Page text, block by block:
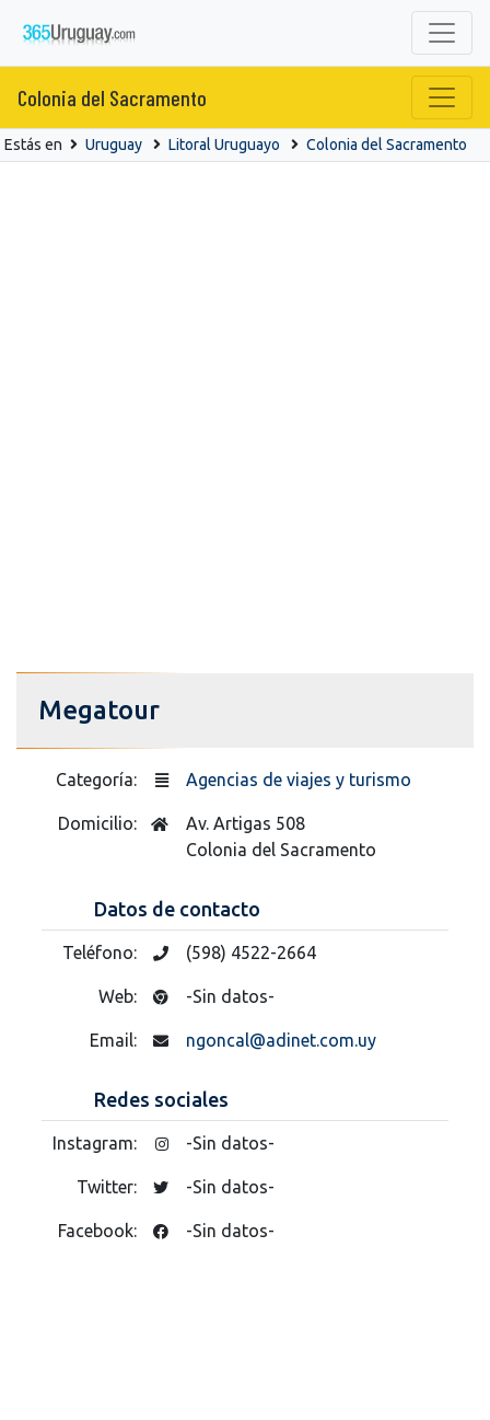
Colonia del Sacramento
Estás en Uruguay Litoral Uruguayo Colonia del Sacramento
Megatour
Categoría: Agencias de viajes y turismo
Domicilio:
Av. Artigas 508
Colonia del Sacramento
Datos de contacto
Teléfono: (598) 4522-2664
Web: -Sin datos-
Email: ngoncal@adinet.com.uy
Redes sociales
Instagram: -Sin datos-
Twitter: -Sin datos-
Facebook: -Sin datos-